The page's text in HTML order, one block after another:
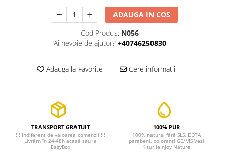
ADAUGA IN COS
Cod Produs: N056
Ai nevoie de ajutor? +40746250830
Adauga la Favorite Cere informatii
TRANSPORT GRATUIT
!!! indiferent de valoarea comenzii !!!
Livrăm în 24-48h acasă sau la
EasyBox
100% PUR
100% natural fără SLS, EDTA
parabeni, coloranți GC/MS Vezi
Kiturile nJoy Nature